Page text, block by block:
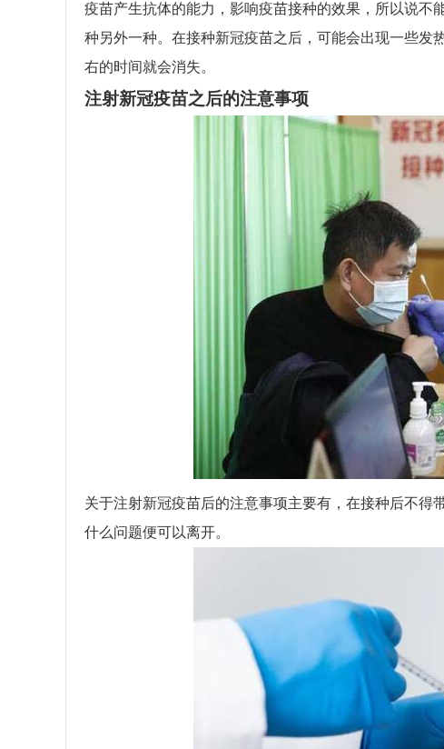
疫苗产生抗体的能力，影响疫苗接种的效果，所以说不
种另外一种。在接种新冠疫苗之后，可能会出现一些发
右的时间就会消失。
注射新冠疫苗之后的注意事项
关于注射新冠疫苗后的注意事项主要有，在接种后不得
什么问题便可以离开。